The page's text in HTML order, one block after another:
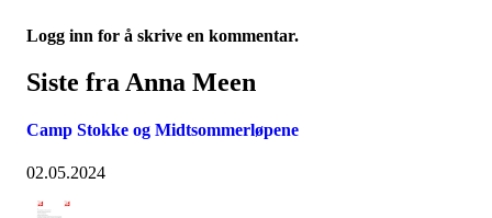
Logg inn for å skrive en kommentar.
Siste fra Anna Meen
Camp Stokke og Midtsommerløpene
02.05.2024